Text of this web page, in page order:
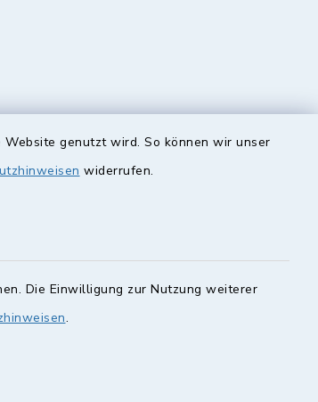
genutzt wird. So können wir unser
widerrufen.
Die Einwilligung zur Nutzung weiterer
.
Quicklinks
Obermain Jura
Veranstaltungskalender
geoPortal Lichtenfels